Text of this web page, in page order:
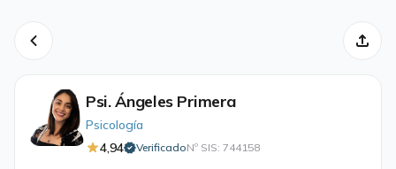
Psi. Ángeles Primera
Psicología
4,94
VerificadoNº SIS: 744158·